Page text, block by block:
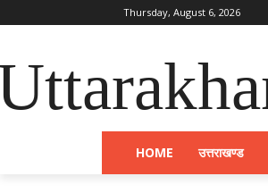
Thursday, August 6, 2026
HOME उत्तराखण्ड